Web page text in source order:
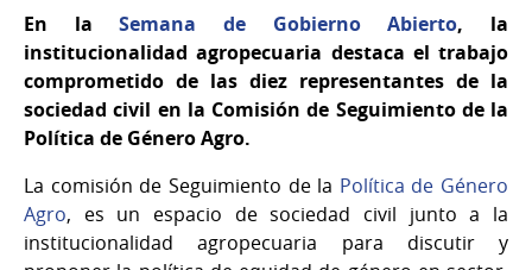
En laSemana de Gobierno Abierto, la
institucionalidad agropecuaria destaca el trabajo
comprometido de las diez representantes de la
sociedad civil en la Comisión de Seguimiento de la
Política de Género Agro.
La comisión de Seguimiento de la Política de Género
Agro, es un espacio de sociedad civil junto a la
institucionalidad agropecuaria para discutir y